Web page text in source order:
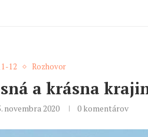
12 Rozhovor
a krásna
novembra 2020 0 komentárov